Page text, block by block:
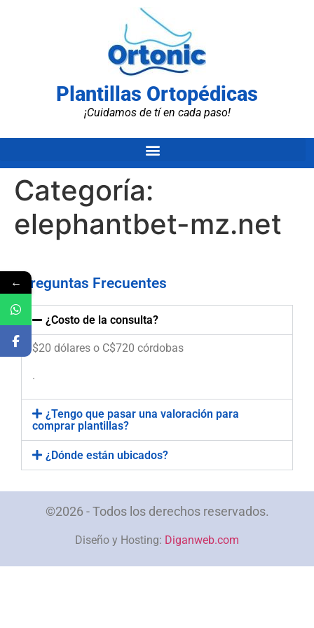
Plantillas Ortopédicas
¡Cuidamos de tí en cada paso!
Categoría:
elephantbet-mz.net
Preguntas Frecuentes
¿Costo de la consulta?
$20 dólares o C$720 córdobas
.
¿Tengo que pasar una valoración para
comprar plantillas?
¿Dónde están ubicados?
©2026 - Todos los derechos reservados.
Diseño y Hosting: Diganweb.com
←